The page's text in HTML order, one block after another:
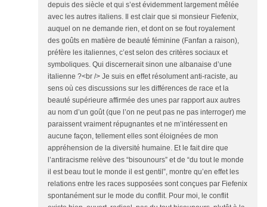
depuis des siècle et qui s’est évidemment largement mêlée
avec les autres italiens. Il est clair que si monsieur Fiefenix,
auquel on ne demande rien, et dont on se fout royalement
des goûts en matière de beauté féminine (Fanfan a raison),
préfère les italiennes, c’est selon des critères sociaux et
symboliques. Qui discernerait sinon une albanaise d’une
italienne ?<br /> Je suis en effet résolument anti-raciste, au
sens où ces discussions sur les différences de race et la
beauté supérieure affirmée des unes par rapport aux autres
au nom d’un goût (que l’on ne peut pas ne pas interroger) me
paraissent vraiment répugnantes et ne m’intéressent en
aucune façon, tellement elles sont éloignées de mon
appréhension de la diversité humaine. Et le fait dire que
l’antiracisme relève des “bisounours” et de “du tout le monde
il est beau tout le monde il est gentil”, montre qu’en effet les
relations entre les races supposées sont conçues par Fiefenix
spontanément sur le mode du conflit. Pour moi, le conflit